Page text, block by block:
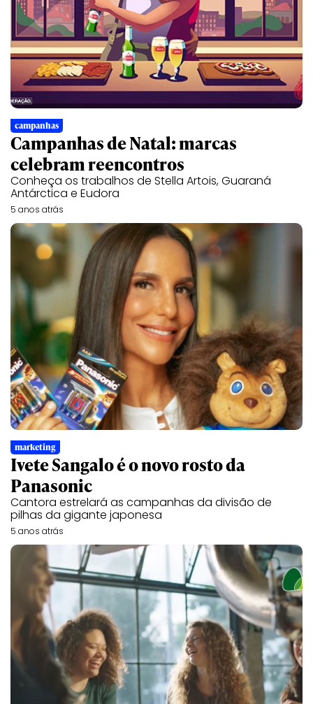
campanhas
Campanhas de Natal: marcas
celebram reencontros
Conheça os trabalhos de Stella Artois, Guaraná
Antárctica e Eudora
5 anos atrás
marketing
Ivete Sangalo é o novo rosto da
Panasonic
Cantora estrelará as campanhas da divisão de
pilhas da gigante japonesa
5 anos atrás